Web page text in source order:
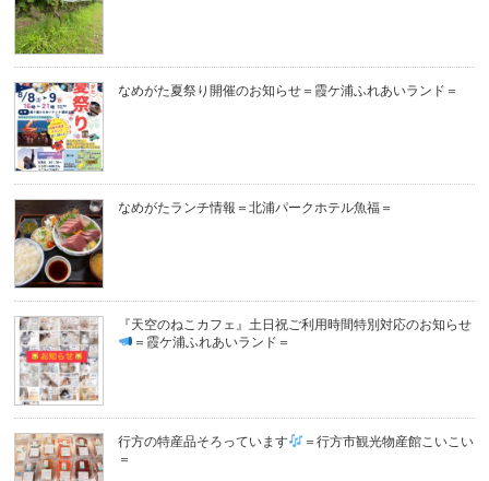
なめがた夏祭り開催のお知らせ＝霞ケ浦ふれあいランド＝
なめがたランチ情報＝北浦パークホテル魚福＝
『天空のねこカフェ』土日祝ご利用時間特別対応のお知らせ
＝霞ケ浦ふれあいランド＝
行方の特産品そろっています
＝行方市観光物産館こいこい
＝